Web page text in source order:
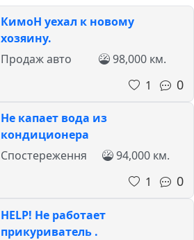
КимоН уехал к новому
хозяину.
Продаж авто
98,000 км.
1
0
Не капает вода из
кондиционера
Спостереження
94,000 км.
1
0
HELP! Не работает
прикуриватель .